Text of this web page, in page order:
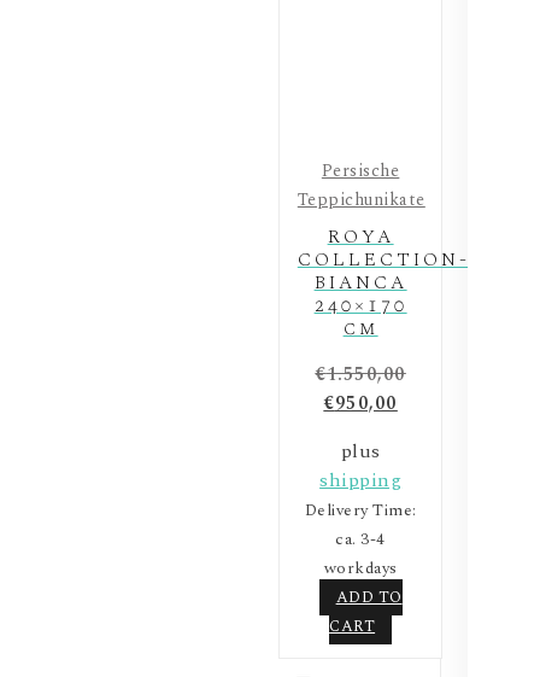
Persische
Teppichunikate
ROYA
COLLECTION-
BIANCA
240×170
cm
€1.550,00
€950,00
plus
shipping
Delivery Time:
ca. 3-4
workdays
ADD TO
CART